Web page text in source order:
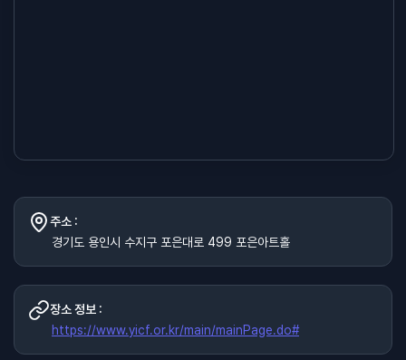
주소 :
경기도 용인시 수지구 포은대로 499 포은아트홀
장소 정보 :
https://www.yicf.or.kr/main/mainPage.do#